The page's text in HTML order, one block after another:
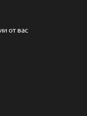
от вас